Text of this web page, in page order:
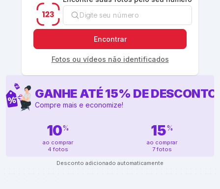
Encontrar
Fotos ou vídeos não identificados
GANHE ATÉ15% DE DESCONTO
Compre mais e economize!
10%
ao comprar
4 fotos
15%
ao comprar
7 fotos
Desconto adicionado automaticamente